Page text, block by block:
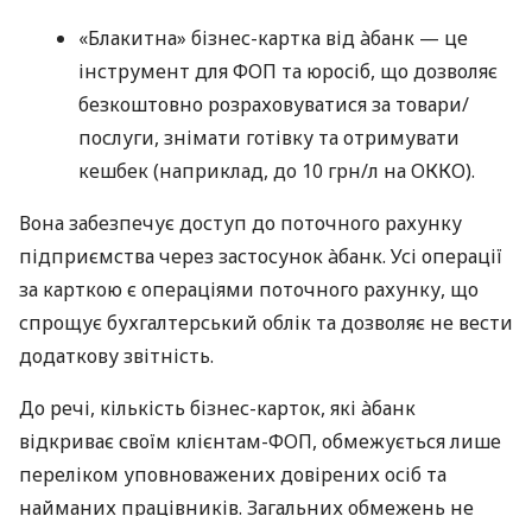
«Блакитна» бізнес-картка від àбанк — це
інструмент для ФОП та юросіб, що дозволяє
безкоштовно розраховуватися за товари/
послуги, знімати готівку та отримувати
кешбек (наприклад, до 10 грн/л на ОККО).
Вона забезпечує доступ до поточного рахунку
підприємства через застосунок àбанк. Усі операції
за карткою є операціями поточного рахунку, що
спрощує бухгалтерський облік та дозволяє не вести
додаткову звітність.
До речі, кількість бізнес-карток, які àбанк
відкриває своїм клієнтам-ФОП, обмежується лише
переліком уповноважених довірених осіб та
найманих працівників. Загальних обмежень не